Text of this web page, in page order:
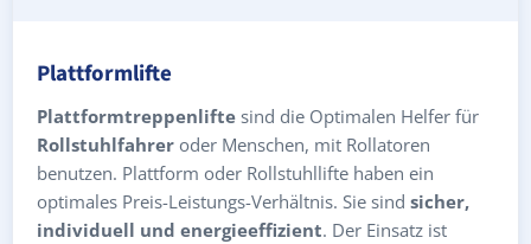
Plattformlifte
Plattformtreppenlifte sind die Optimalen Helfer für
Rollstuhlfahrer oder Menschen, mit Rollatoren
benutzen. Plattform oder Rollstuhllifte haben ein
optimales Preis-Leistungs-Verhältnis. Sie sind sicher,
individuell und energieeffizient. Der Einsatz ist